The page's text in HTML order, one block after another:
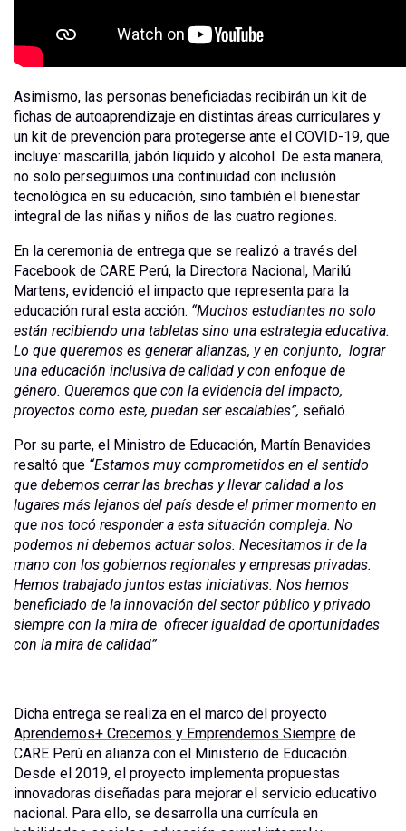
Asimismo, las personas beneficiadas recibirán un kit de
fichas de autoaprendizaje en distintas áreas curriculares y
un kit de prevención para protegerse ante el COVID-19, que
incluye: mascarilla, jabón líquido y alcohol. De esta manera,
no solo perseguimos una continuidad con inclusión
tecnológica en su educación, sino también el bienestar
integral de las niñas y niños de las cuatro regiones.
En la ceremonia de entrega que se realizó a través del
Facebook de CARE Perú, la Directora Nacional, Marilú
Martens, evidenció el impacto que representa para la
educación rural esta acción. “Muchos estudiantes no solo
están recibiendo una tabletas sino una estrategia educativa.
Lo que queremos es generar alianzas, y en conjunto, lograr
una educación inclusiva de calidad y con enfoque de
género. Queremos que con la evidencia del impacto,
proyectos como este, puedan ser escalables”, señaló.
Por su parte, el Ministro de Educación, Martín Benavides
resaltó que “Estamos muy comprometidos en el sentido
que debemos cerrar las brechas y llevar calidad a los
lugares más lejanos del país desde el primer momento en
que nos tocó responder a esta situación compleja. No
podemos ni debemos actuar solos. Necesitamos ir de la
mano con los gobiernos regionales y empresas privadas.
Hemos trabajado juntos estas iniciativas. Nos hemos
beneficiado de la innovación del sector público y privado
siempre con la mira de ofrecer igualdad de oportunidades
con la mira de calidad”
Dicha entrega se realiza en el marco del proyecto
Aprendemos+ Crecemos y Emprendemos Siempre de
CARE Perú en alianza con el Ministerio de Educación.
Desde el 2019, el proyecto implementa propuestas
innovadoras diseñadas para mejorar el servicio educativo
nacional. Para ello, se desarrolla una currícula en